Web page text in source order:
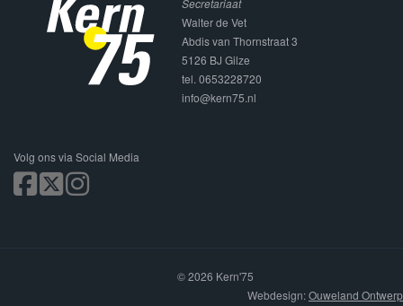
Secretariaat
Walter de Vet
Abdis van Thornstraat 3
5126 BJ Gilze
tel. 0653228720
info@kern75.nl
Volg ons via Social Media
© 2026 Kern'75
Webdesign:Ouweland Ontwerp